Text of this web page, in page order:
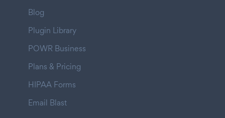
Blog
Plugin Library
POWR Business
Plans & Pricing
HIPAA Forms
Email Blast